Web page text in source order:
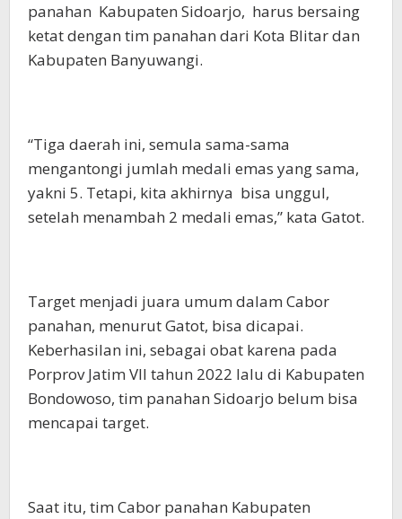
panahan Kabupaten Sidoarjo, harus bersaing
ketat dengan tim panahan dari Kota Blitar dan
Kabupaten Banyuwangi.
“Tiga daerah ini, semula sama-sama
mengantongi jumlah medali emas yang sama,
yakni 5. Tetapi, kita akhirnya bisa unggul,
setelah menambah 2 medali emas,” kata Gatot.
Target menjadi juara umum dalam Cabor
panahan, menurut Gatot, bisa dicapai.
Keberhasilan ini, sebagai obat karena pada
Porprov Jatim VII tahun 2022 lalu di Kabupaten
Bondowoso, tim panahan Sidoarjo belum bisa
mencapai target.
Saat itu, tim Cabor panahan Kabupaten